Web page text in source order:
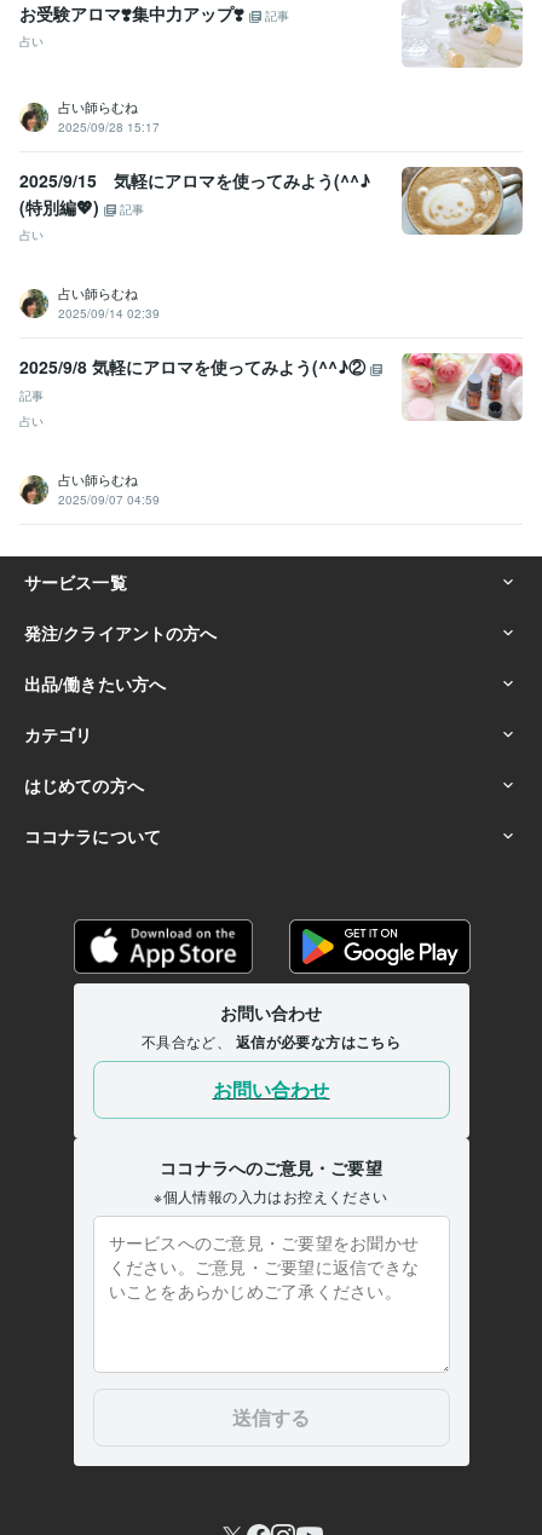
お受験アロマ❣️集中力アップ❣️
記事
占い
占い師らむね
2025/09/28 15:17
2025/9/15 気軽にアロマを使ってみよう(^^♪
(特別編💖)
記事
占い
占い師らむね
2025/09/14 02:39
2025/9/8 気軽にアロマを使ってみよう(^^♪②
記事
占い
占い師らむね
2025/09/07 04:59